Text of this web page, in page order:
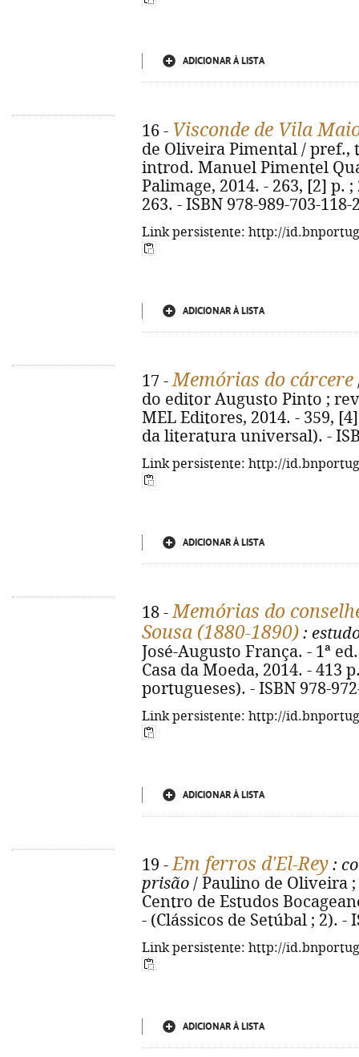
ADICIONAR À LISTA
16 - Visconde de Vila
de Oliveira Pimental / pref.,
introd. Manuel Pimentel
Palimage, 2014. - 263, [2] p.
263. - ISBN 978-989-703-118-
Link persistente: http://
ADICIONAR À LISTA
17 -Memórias do cárcere
do editor Augusto Pinto ;
MEL Editores, 2014. - 359,
da literatura universal). -
Link persistente: http://
ADICIONAR À LISTA
18 -Memórias do
Sousa (1880-1890) :
José-Augusto França. - 1ª
Casa da Moeda, 2014. - 413
portugueses). - ISBN 978-
Link persistente: http://
ADICIONAR À LISTA
19 -Em ferros d'El-Rey :
prisão / Paulino de Oliveira
Centro de Estudos
- (Clássicos de Setúbal ; 2). -
Link persistente: http://
ADICIONAR À LISTA